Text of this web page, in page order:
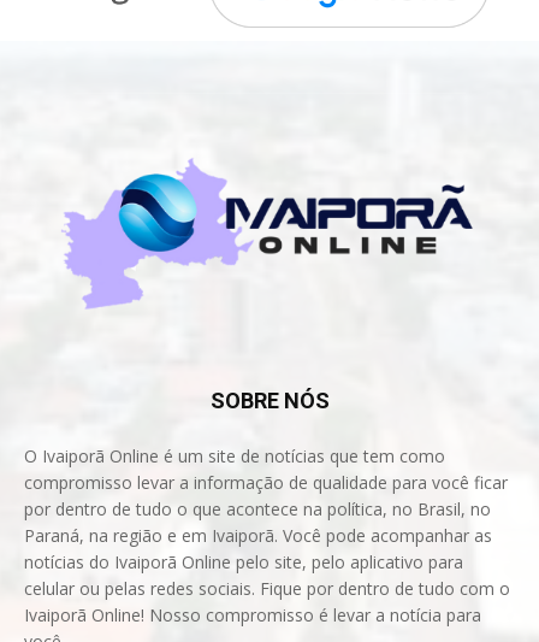
SOBRE NÓS
O Ivaiporã Online é um site de notícias que tem como
compromisso levar a informação de qualidade para você ficar
por dentro de tudo o que acontece na política, no Brasil, no
Paraná, na região e em Ivaiporã. Você pode acompanhar as
notícias do Ivaiporã Online pelo site, pelo aplicativo para
celular ou pelas redes sociais. Fique por dentro de tudo com o
Ivaiporã Online! Nosso compromisso é levar a notícia para